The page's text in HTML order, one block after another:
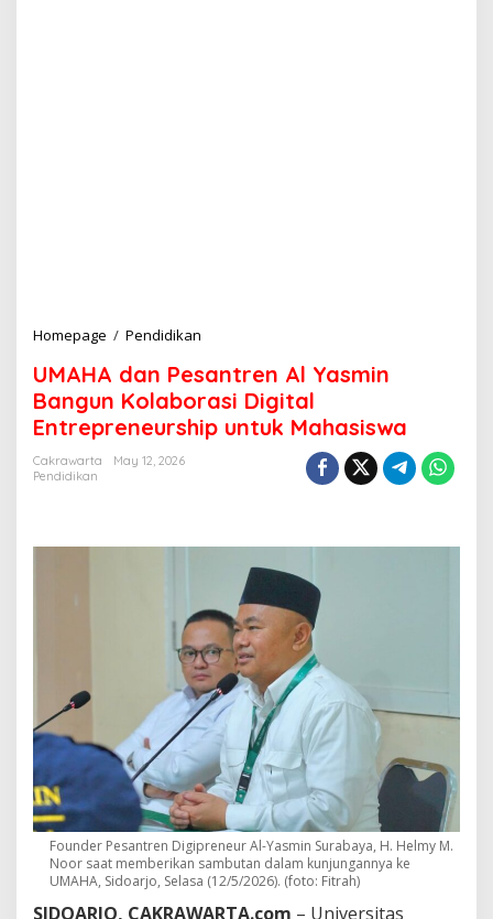
Homepage / Pendidikan
A
H
A
d
a
r
e
n
A
l
Y
a
s
m
i
n
B
a
n
g
u
UMAHA dan Pesantren Al Yasmin
Bangun Kolaborasi Digital
Entrepreneurship untuk Mahasiswa
Cakrawarta
May 12, 2026
Pendidikan
Founder Pesantren Digipreneur Al-Yasmin Surabaya, H. Helmy M.
Noor saat memberikan sambutan dalam kunjungannya ke
UMAHA, Sidoarjo, Selasa (12/5/2026). (foto: Fitrah)
SIDOARJO, CAKRAWARTA.com – Universitas